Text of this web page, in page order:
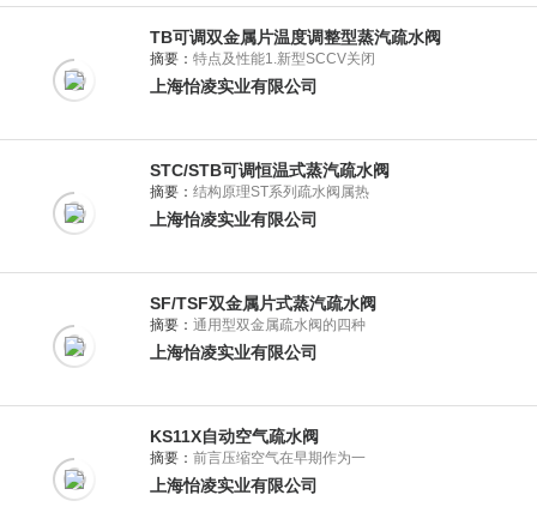
TB可调双金属片温度调整型蒸汽疏水阀
摘要： 特点及性能1.新型SCCV关闭
上海怡凌实业有限公司
STC/STB可调恒温式蒸汽疏水阀
摘要： 结构原理ST系列疏水阀属热
上海怡凌实业有限公司
SF/TSF双金属片式蒸汽疏水阀
摘要： 通用型双金属疏水阀的四种
上海怡凌实业有限公司
KS11X自动空气疏水阀
摘要： 前言压缩空气在早期作为一
上海怡凌实业有限公司